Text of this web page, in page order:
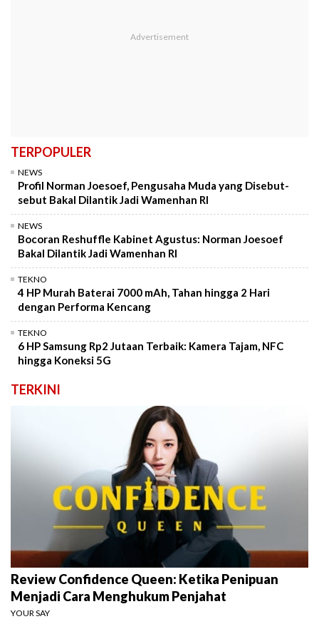
TERPOPULER
NEWS
Profil Norman Joesoef, Pengusaha Muda yang Disebut-
sebut Bakal Dilantik Jadi Wamenhan RI
NEWS
Bocoran Reshuffle Kabinet Agustus: Norman Joesoef
Bakal Dilantik Jadi Wamenhan RI
TEKNO
4 HP Murah Baterai 7000 mAh, Tahan hingga 2 Hari
dengan Performa Kencang
TEKNO
6 HP Samsung Rp2 Jutaan Terbaik: Kamera Tajam, NFC
hingga Koneksi 5G
TERKINI
Review Confidence Queen: Ketika Penipuan
Menjadi Cara Menghukum Penjahat
YOUR SAY